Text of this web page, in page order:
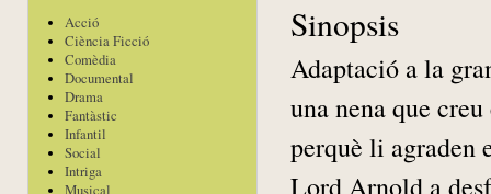
Acció
Ciència Ficció
Comèdia
Documental
Drama
Fantàstic
Infantil
Social
Intriga
Musical
Sinopsis
Adaptació a la
una nena que
perquè li agraden
Lord Arnold a